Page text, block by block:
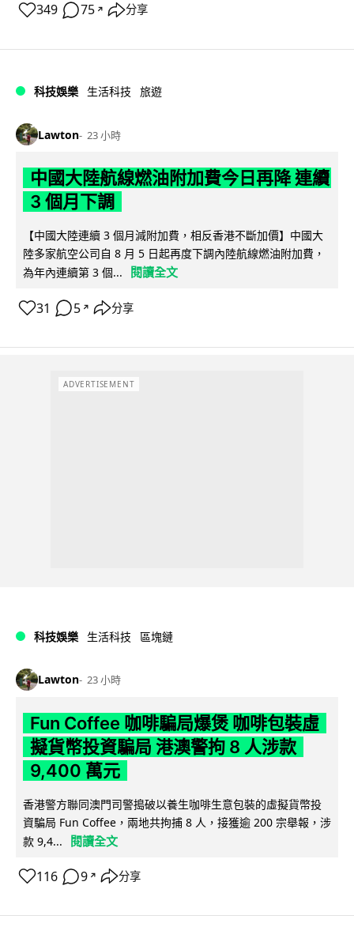
349 75 ↗ 分享
科技娛樂 生活科技 旅遊
Lawton 23 小時
中國大陸航線燃油附加費今日再降 連續
3 個月下調
【中國大陸連續 3 個月減附加費，相反香港不斷加價】中國大
陸多家航空公司自 8 月 5 日起再度下調內陸航線燃油附加費，
為年內連續第 3 個...
閱讀全文
31 5 ↗ 分享
ADVERTISEMENT
科技娛樂 生活科技 區塊鏈
Lawton 23 小時
Fun Coffee 咖啡騙局爆煲 咖啡包裝虛
擬貨幣投資騙局 港澳警拘 8 人涉款
9,400 萬元
香港警方聯同澳門司警搗破以養生咖啡生意包裝的虛擬貨幣投
資騙局 Fun Coffee，兩地共拘捕 8 人，接獲逾 200 宗舉報，涉
款 9,4...
閱讀全文
116 9 ↗ 分享